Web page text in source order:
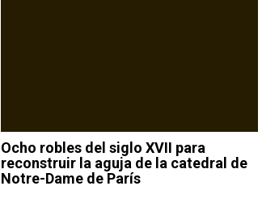
Ocho robles del siglo XVII para
reconstruir la aguja de la catedral de
Notre-Dame de París